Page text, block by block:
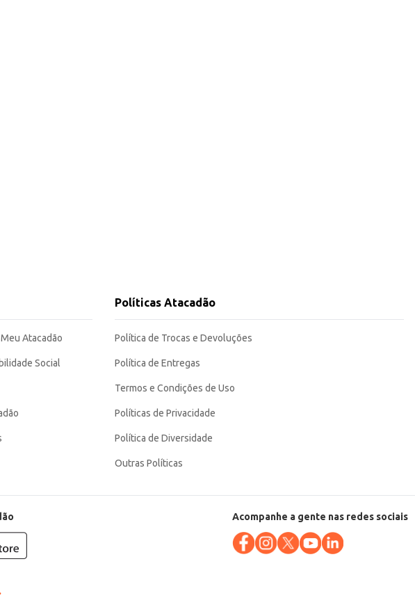
Atacadão
Social
Políticas Atacadão
Política de Trocas e Devoluções
Política de Entregas
Termos e Condições de Uso
Políticas de Privacidade
Política de Diversidade
Outras Políticas
Acompanhe a gente nas redes sociais